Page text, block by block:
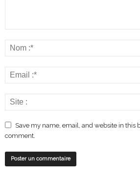
Save my name, email, and website in this
comment.